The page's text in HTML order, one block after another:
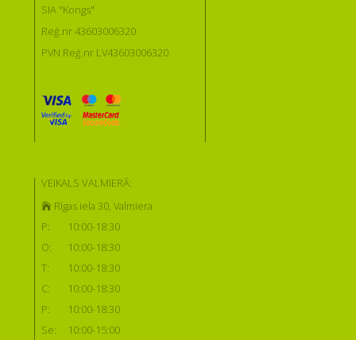
SIA "Kongs"
Reģ.nr 43603006320
PVN Reģ.nr LV43603006320
VEIKALS VALMIERĀ:
Rīgas iela 30, Valmiera
P:
10:00-18:30
O:
10:00-18:30
T:
10:00-18:30
C:
10:00-18:30
P:
10:00-18:30
Se:
10:00-15:00